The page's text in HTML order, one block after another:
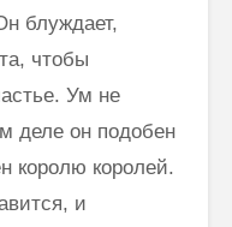
блуждает,
чтобы
Ум не
деле он подобен
королю королей.
и